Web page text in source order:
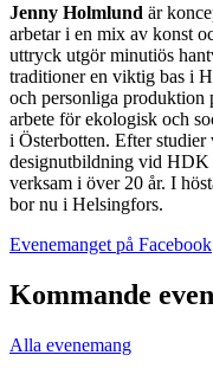
Jenny Holmlund är
arbetar i en mix av konst
uttryck utgör minutiös
traditioner en viktig bas i
och personliga produktion
arbete för ekologisk och
i Österbotten. Efter
designutbildning vid HDK
verksam i över 20 år. I
bor nu i Helsingfors.
Evenemanget på Facebook
Kommande
Alla evenemang